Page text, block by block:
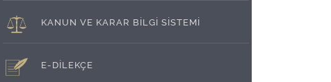
KANUN VE KARAR BİLGİ SİSTEMİ
E-DİLEKÇE